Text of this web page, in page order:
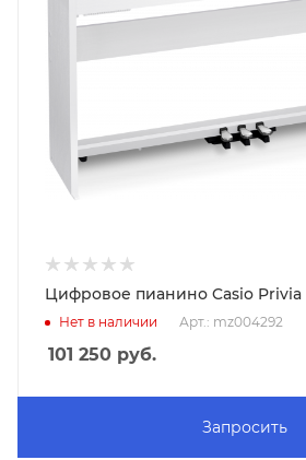
Цифровое пианино Casio Privia
Нет в наличии Арт.: mz004292
101 250 руб.
Запросить